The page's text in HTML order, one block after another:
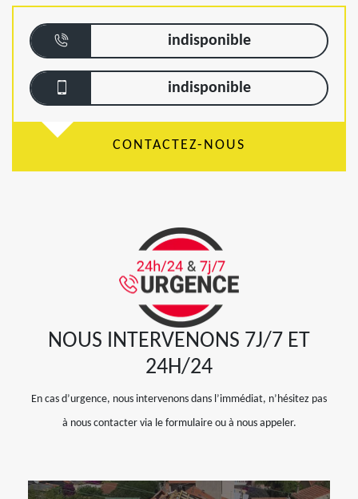
indisponible
indisponible
CONTACTEZ-NOUS
NOUS INTERVENONS 7J/7 ET
24H/24
En cas d’urgence, nous intervenons dans l’immédiat, n’hésitez pas
à nous contacter via le formulaire ou à nous appeler.